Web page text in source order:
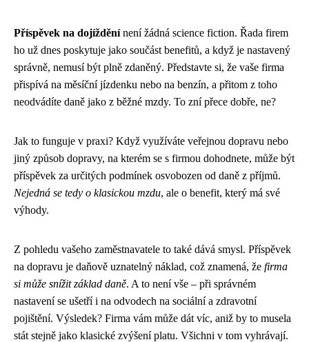
Příspěvek na dojížděnínení žádná science fiction. Řada firem
ho už dnes poskytuje jako součást benefitů, a když je nastavený
správně, nemusí být plně zdaněný. Představte si, že vaše firma
přispívá na měsíční jízdenku nebo na benzín, a přitom z toho
neodvádíte daně jako z běžné mzdy. To zní přece dobře, ne?
Jak to funguje v praxi? Když využíváte veřejnou dopravu nebo
jiný způsob dopravy, na kterém se s firmou dohodnete, může být
příspěvek za určitých podmínek osvobozen od daně z příjmů.
Nejedná se tedy o klasickou mzdu, ale o benefit, který má své
výhody.
Z pohledu vašeho zaměstnavatele to také dává smysl. Příspěvek
na dopravu je daňově uznatelný náklad, což znamená, že firma
si může snížit základ daně. A to není vše – při správném
nastavení se ušetří i na odvodech na sociální a zdravotní
pojištění. Výsledek? Firma vám může dát víc, aniž by to musela
stát stejně jako klasické zvýšení platu. Všichni v tom vyhrávají.